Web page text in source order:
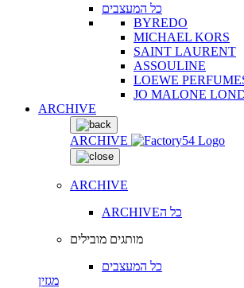
כל המעצבים
BYREDO
MICHAEL KORS
SAINT LAURENT
ASSOULINE
LOEWE
JO MALONE
ARCHIVE
ARCHIVE
ARCHIVE
ARCHIVEכל ה
מותגים מובילים
כל המעצבים
מגזין